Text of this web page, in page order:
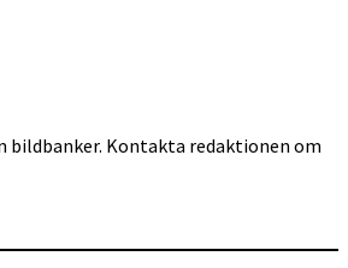
bildbanker. Kontakta redaktionen om